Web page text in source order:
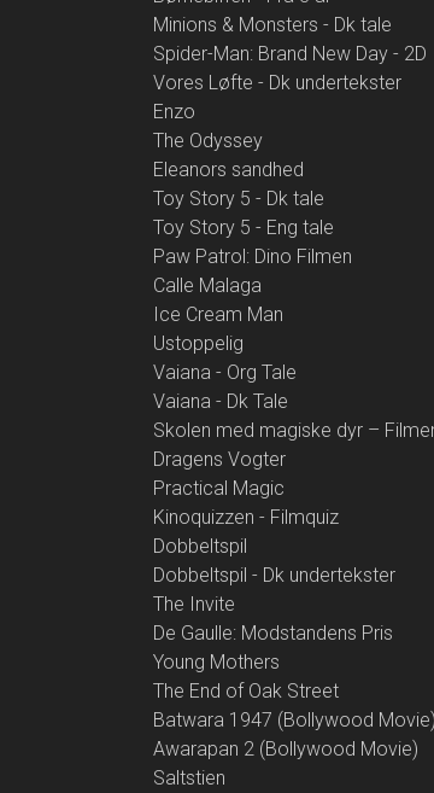
Minions & Monsters - Dk tale
Spider-Man: Brand New Day - 2D
Vores Løfte - Dk undertekster
Enzo
The Odyssey
Eleanors sandhed
Toy Story 5 - Dk tale
Toy Story 5 - Eng tale
Paw Patrol: Dino Filmen
Calle Malaga
Ice Cream Man
Ustoppelig
Vaiana - Org Tale
Vaiana - Dk Tale
Skolen med magiske dyr –
Dragens Vogter
Practical Magic
Kinoquizzen - Filmquiz
Dobbeltspil
Dobbeltspil - Dk undertekster
The Invite
De Gaulle: Modstandens Pris
Young Mothers
The End of Oak Street
Batwara 1947 (Bollywood Movie)
Awarapan 2 (Bollywood Movie)
Saltstien